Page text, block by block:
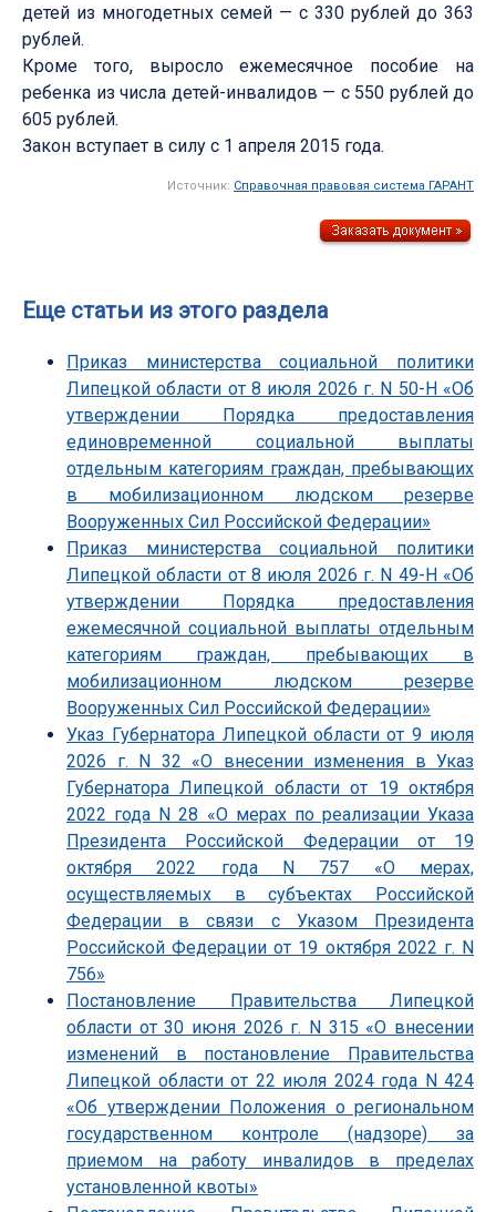
детей из многодетных семей — с 330 рублей до 363
рублей.
Кроме того, выросло ежемесячное пособие на
ребенка из числа детей-инвалидов — с 550 рублей до
605 рублей.
Закон вступает в силу с 1 апреля 2015 года.
Источник: Справочная правовая система ГАРАНТ
Еще статьи из этого раздела
Приказ министерства социальной политики
Липецкой области от 8 июля 2026 г. N 50-Н «Об
утверждении Порядка предоставления
единовременной социальной выплаты
отдельным категориям граждан, пребывающих
в мобилизационном людском резерве
Вооруженных Сил Российской Федерации»
Приказ министерства социальной политики
Липецкой области от 8 июля 2026 г. N 49-Н «Об
утверждении Порядка предоставления
ежемесячной социальной выплаты отдельным
категориям граждан, пребывающих в
мобилизационном людском резерве
Вооруженных Сил Российской Федерации»
Указ Губернатора Липецкой области от 9 июля
2026 г. N 32 «О внесении изменения в Указ
Губернатора Липецкой области от 19 октября
2022 года N 28 «О мерах по реализации Указа
Президента Российской Федерации от 19
октября 2022 года N 757 «О мерах,
осуществляемых в субъектах Российской
Федерации в связи с Указом Президента
Российской Федерации от 19 октября 2022 г. N
756»
Постановление Правительства Липецкой
области от 30 июня 2026 г. N 315 «О внесении
изменений в постановление Правительства
Липецкой области от 22 июля 2024 года N 424
«Об утверждении Положения о региональном
государственном контроле (надзоре) за
приемом на работу инвалидов в пределах
установленной квоты»